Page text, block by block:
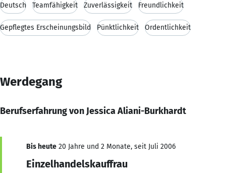
Deutsch Teamfähigkeit Zuverlässigkeit Freundlichkeit
Gepflegtes Erscheinungsbild Pünktlichkeit Ordentlichkeit
Werdegang
Berufserfahrung von Jessica Aliani-Burkhardt
Bis heute 20 Jahre und 2 Monate, seit Juli 2006
Einzelhandelskauffrau